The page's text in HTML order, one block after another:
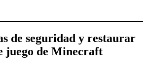
de seguridad y restaurar
juego de Minecraft